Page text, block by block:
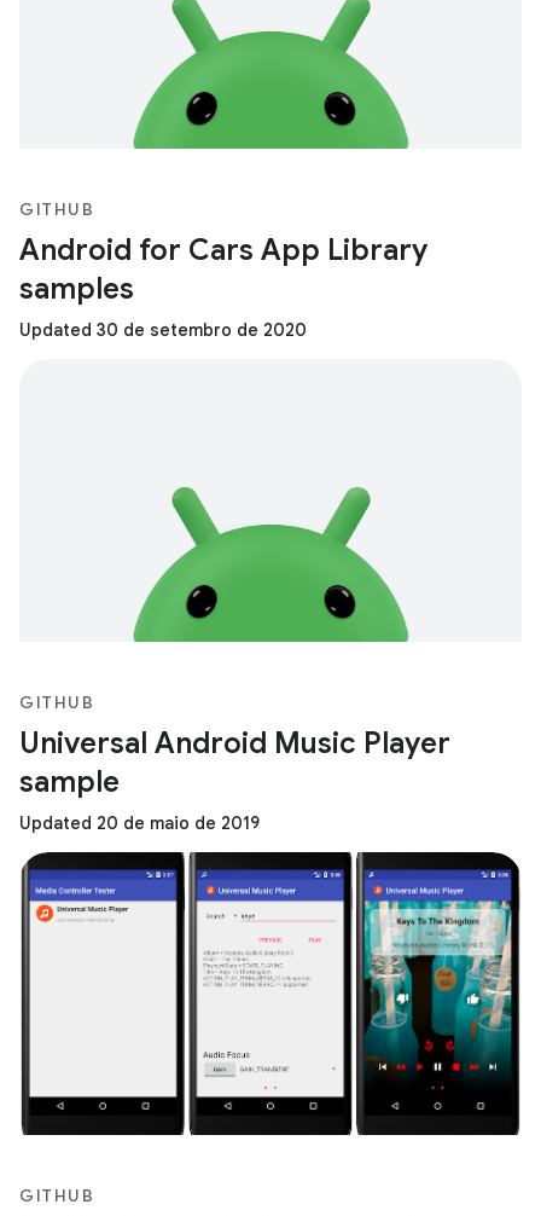
GITHUB
Android for Cars App Library
samples
Updated 30 de setembro de 2020
GITHUB
Universal Android Music Player
sample
Updated 20 de maio de 2019
GITHUB